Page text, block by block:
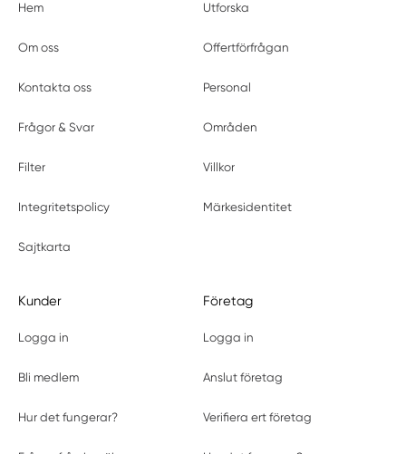
Hem Utforska
Om oss Offertförfrågan
Kontakta oss Personal
Frågor & Svar Områden
Filter Villkor
Integritetspolicy Märkesidentitet
Sajtkarta
Kunder
Logga in
Bli medlem
Hur det fungerar?
Företag
Logga in
Anslut företag
Verifiera ert företag